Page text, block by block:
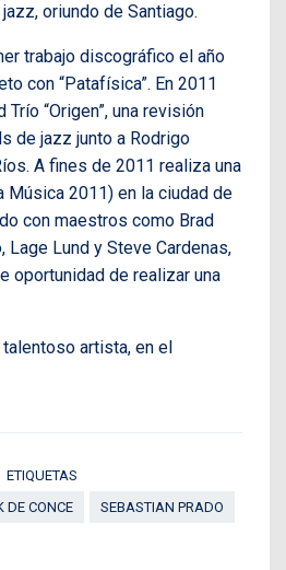
oriundo de Santiago.
trabajo discográfico el año
con “Patafísica”. En 2011
Trío “Origen”, una revisión
de jazz junto a Rodrigo
A fines de 2011 realiza una
Música 2011) en la ciudad de
con maestros como Brad
Lage Lund y Steve Cardenas,
oportunidad de realizar una
artista, en el
ETIQUETAS
DE CONCE SEBASTIAN PRADO